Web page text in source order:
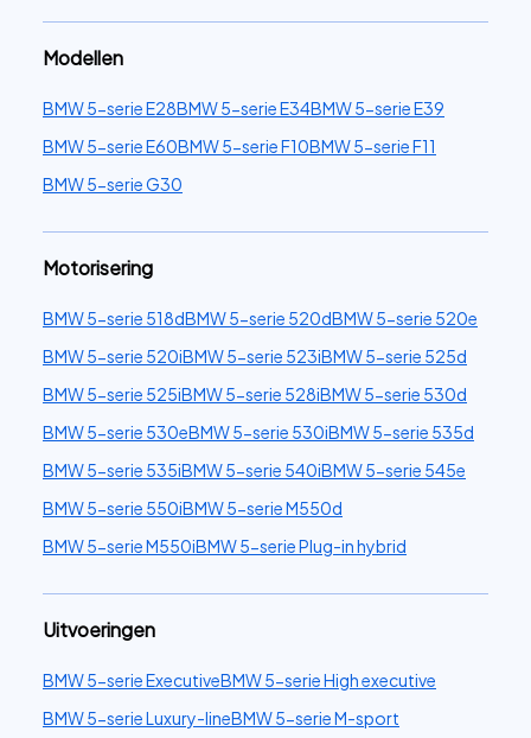
Modellen
BMW 5-serie E28BMW 5-serie E34BMW 5-serie E39
BMW 5-serie E60BMW 5-serie F10BMW 5-serie F11
BMW 5-serie G30
Motorisering
BMW 5-serie 518dBMW 5-serie 520dBMW 5-serie 520e
BMW 5-serie 520iBMW 5-serie 523iBMW 5-serie 525d
BMW 5-serie 525iBMW 5-serie 528iBMW 5-serie 530d
BMW 5-serie 530eBMW 5-serie 530iBMW 5-serie 535d
BMW 5-serie 535iBMW 5-serie 540iBMW 5-serie 545e
BMW 5-serie 550iBMW 5-serie M550d
BMW 5-serie M550iBMW 5-serie Plug-in hybrid
Uitvoeringen
BMW 5-serie ExecutiveBMW 5-serie High executive
BMW 5-serie Luxury-lineBMW 5-serie M-sport